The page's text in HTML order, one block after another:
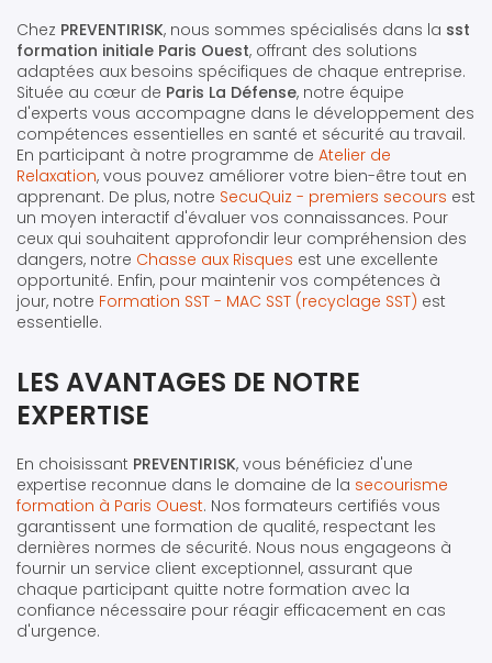
Chez PREVENTIRISK, nous sommes spécialisés dans la sst
formation initiale Paris Ouest, offrant des solutions
adaptées aux besoins spécifiques de chaque entreprise.
Située au cœur de Paris La Défense, notre équipe
d'experts vous accompagne dans le développement des
compétences essentielles en santé et sécurité au travail.
En participant à notre programme de Atelier de
Relaxation, vous pouvez améliorer votre bien-être tout en
apprenant. De plus, notre SecuQuiz - premiers secours est
un moyen interactif d'évaluer vos connaissances. Pour
ceux qui souhaitent approfondir leur compréhension des
dangers, notre Chasse aux Risques est une excellente
opportunité. Enfin, pour maintenir vos compétences à
jour, notre Formation SST - MAC SST (recyclage SST) est
essentielle.
LES AVANTAGES DE NOTRE
EXPERTISE
En choisissant PREVENTIRISK, vous bénéficiez d'une
expertise reconnue dans le domaine de la secourisme
formation à Paris Ouest. Nos formateurs certifiés vous
garantissent une formation de qualité, respectant les
dernières normes de sécurité. Nous nous engageons à
fournir un service client exceptionnel, assurant que
chaque participant quitte notre formation avec la
confiance nécessaire pour réagir efficacement en cas
d'urgence.